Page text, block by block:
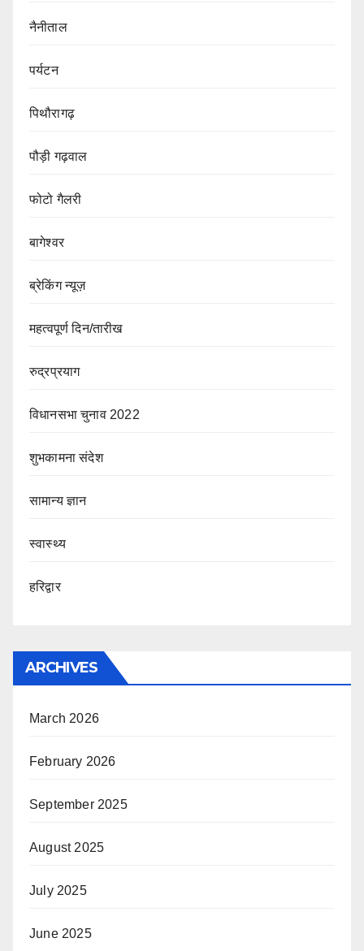
नैनीताल
पर्यटन
पिथौरागढ़
पौड़ी गढ़वाल
फोटो गैलरी
बागेश्वर
ब्रेकिंग न्यूज़
महत्वपूर्ण दिन/तारीख
रुद्रप्रयाग
विधानसभा चुनाव 2022
शुभकामना संदेश
सामान्य ज्ञान
स्वास्थ्य
हरिद्वार
ARCHIVES
March 2026
February 2026
September 2025
August 2025
July 2025
June 2025